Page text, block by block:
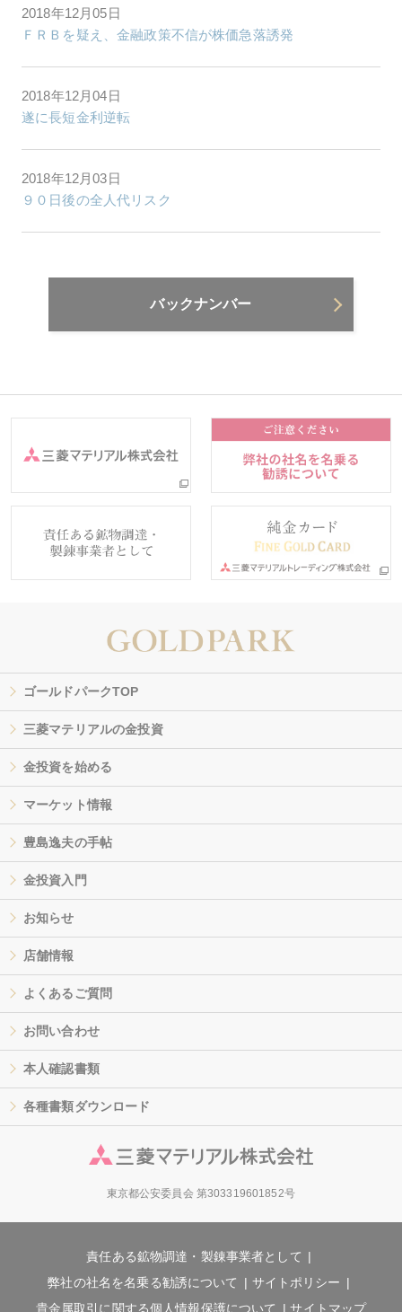
2018年12月05日
ＦＲＢを疑え、金融政策不信が株価急落誘発
2018年12月04日
遂に長短金利逆転
2018年12月03日
９０日後の全人代リスク
バックナンバー
ゴールドパークTOP
三菱マテリアルの金投資
金投資を始める
マーケット情報
豊島逸夫の手帖
金投資入門
お知らせ
店舗情報
よくあるご質問
お問い合わせ
本人確認書類
各種書類ダウンロード
東京都公安委員会 第303319601852号
責任ある鉱物調達・製錬事業者として
弊社の社名を名乗る勧誘について
サイトポリシー
貴金属取引に関する個人情報保護について
サイトマップ